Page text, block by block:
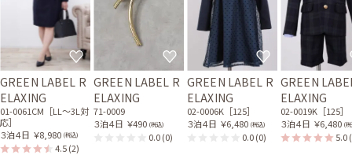
GREEN LABEL R
ELAXING
01-0061CM［LL〜3L対
応］
３泊４日 ￥8,980 (税込)
4.5(2)
GREEN LABEL R
ELAXING
71-0009
３泊４日 ￥490 (税込)
0.0(0)
GREEN LABEL R
ELAXING
02-0006K［125］
３泊４日 ￥6,480 (税込)
0.0(0)
GREEN
ELAXING
02-0019K［125］
３泊４日 ￥6,480 (
5.0